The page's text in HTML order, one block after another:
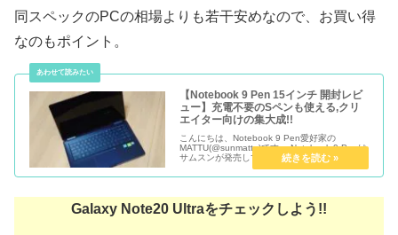
同スペックのPCの相場よりも若干安めなので、お買い得
なのもポイント。
【Notebook 9 Pen 15インチ 開封レビ
ュー】充電不要のSペンも使える,クリ
エイター向けの集大成!!
こんにちは、Notebook 9 Pen愛好家の
MATTU(@sunmattu)です。 Notebook 9 Penは
サムスンが発売している、充電不要のSペンも
使えるノートPCです。 私は、2018年版の
Notebook 9 Penを現在愛...
Galaxy Note20 Ultraをチェックしよう!!